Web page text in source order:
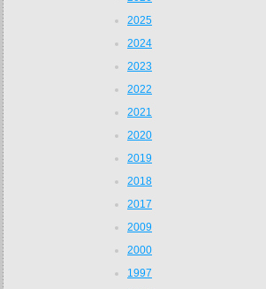
2025
2024
2023
2022
2021
2020
2019
2018
2017
2009
2000
1997